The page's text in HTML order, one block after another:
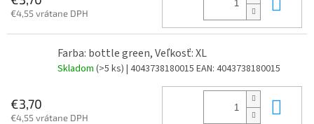
€4,55 vrátane DPH
Farba: bottle green, Veľkosť: XL
Skladom (>5 ks) | 4043738180015 EAN: 4043738180015
€3,70
€4,55 vrátane DPH